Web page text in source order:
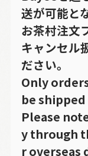
送が可能と
お茶村注文
キャンセル
ださい。
Only
be
Please
y through
r overseas